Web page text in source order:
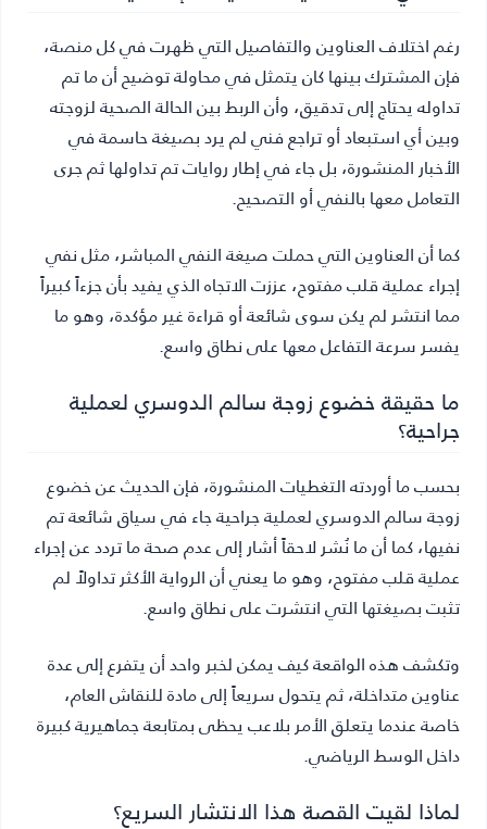
رغم اختلاف العناوين والتفاصيل التي ظهرت في كل منصة،
فإن المشترك بينها كان يتمثل في محاولة توضيح أن ما تم
تداوله يحتاج إلى تدقيق، وأن الربط بين الحالة الصحية لزوجته
وبين أي استبعاد أو تراجع فني لم يرد بصيغة حاسمة في
الأخبار المنشورة، بل جاء في إطار روايات تم تداولها ثم جرى
التعامل معها بالنفي أو التصحيح.
كما أن العناوين التي حملت صيغة النفي المباشر، مثل نفي
إجراء عملية قلب مفتوح، عززت الاتجاه الذي يفيد بأن جزءاً كبيراً
مما انتشر لم يكن سوى شائعة أو قراءة غير مؤكدة، وهو ما
يفسر سرعة التفاعل معها على نطاق واسع.
ما حقيقة خضوع زوجة سالم الدوسري لعملية
جراحية؟
بحسب ما أوردته التغطيات المنشورة، فإن الحديث عن خضوع
زوجة سالم الدوسري لعملية جراحية جاء في سياق شائعة تم
نفيها، كما أن ما نُشر لاحقاً أشار إلى عدم صحة ما تردد عن إجراء
عملية قلب مفتوح، وهو ما يعني أن الرواية الأكثر تداولاً لم
تثبت بصيغتها التي انتشرت على نطاق واسع.
وتكشف هذه الواقعة كيف يمكن لخبر واحد أن يتفرع إلى عدة
عناوين متداخلة، ثم يتحول سريعاً إلى مادة للنقاش العام،
خاصة عندما يتعلق الأمر بلاعب يحظى بمتابعة جماهيرية كبيرة
داخل الوسط الرياضي.
لماذا لقيت القصة هذا الانتشار السريع؟